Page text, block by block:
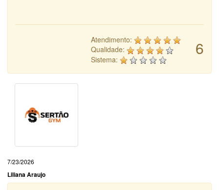
6
Atendimento:
Qualidade:
Sistema:
7/23/2026
Liliana Araujo